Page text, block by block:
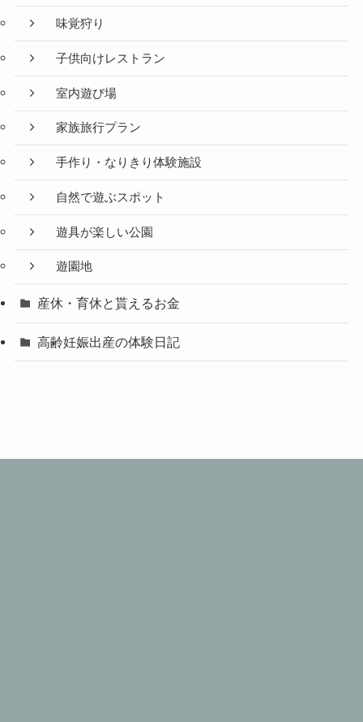
味覚狩り
子供向けレストラン
室内遊び場
家族旅行プラン
手作り・なりきり体験施設
自然で遊ぶスポット
遊具が楽しい公園
遊園地
産休・育休と貰えるお金
高齢妊娠出産の体験日記